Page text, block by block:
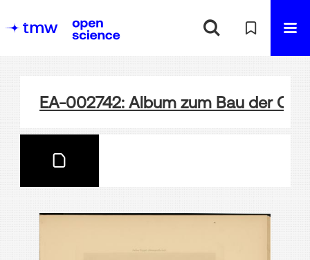
EA-002742: Album zum Bau der